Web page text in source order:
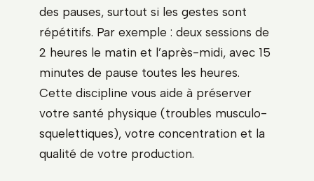
des pauses, surtout si les gestes sont
répétitifs. Par exemple : deux sessions de
2 heures le matin et l’après-midi, avec 15
minutes de pause toutes les heures.
Cette discipline vous aide à préserver
votre santé physique (troubles musculo-
squelettiques), votre concentration et la
qualité de votre production.